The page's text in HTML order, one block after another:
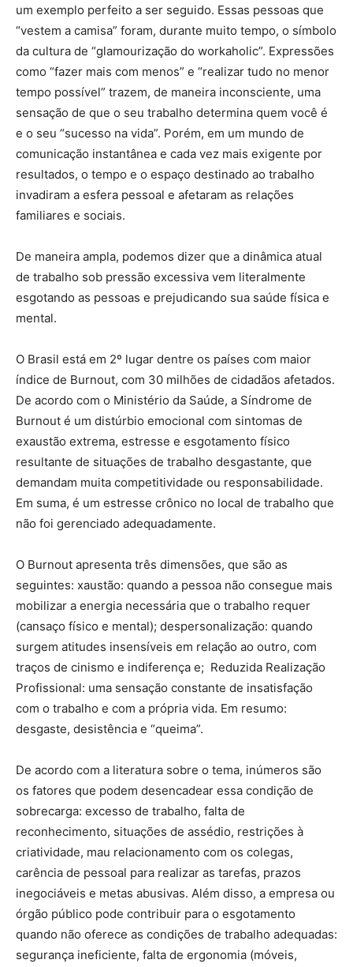
um exemplo perfeito a ser seguido. Essas pessoas que
“vestem a camisa” foram, durante muito tempo, o símbolo
da cultura de “glamourização do workaholic”. Expressões
como “fazer mais com menos” e “realizar tudo no menor
tempo possível” trazem, de maneira inconsciente, uma
sensação de que o seu trabalho determina quem você é
e o seu “sucesso na vida”. Porém, em um mundo de
comunicação instantânea e cada vez mais exigente por
resultados, o tempo e o espaço destinado ao trabalho
invadiram a esfera pessoal e afetaram as relações
familiares e sociais.
De maneira ampla, podemos dizer que a dinâmica atual
de trabalho sob pressão excessiva vem literalmente
esgotando as pessoas e prejudicando sua saúde física e
mental.
O Brasil está em 2º lugar dentre os países com maior
índice de Burnout, com 30 milhões de cidadãos afetados.
De acordo com o Ministério da Saúde, a Síndrome de
Burnout é um distúrbio emocional com sintomas de
exaustão extrema, estresse e esgotamento físico
resultante de situações de trabalho desgastante, que
demandam muita competitividade ou responsabilidade.
Em suma, é um estresse crônico no local de trabalho que
não foi gerenciado adequadamente.
O Burnout apresenta três dimensões, que são as
seguintes: xaustão: quando a pessoa não consegue mais
mobilizar a energia necessária que o trabalho requer
(cansaço físico e mental); despersonalização: quando
surgem atitudes insensíveis em relação ao outro, com
traços de cinismo e indiferença e; Reduzida Realização
Profissional: uma sensação constante de insatisfação
com o trabalho e com a própria vida. Em resumo:
desgaste, desistência e “queima”.
De acordo com a literatura sobre o tema, inúmeros são
os fatores que podem desencadear essa condição de
sobrecarga: excesso de trabalho, falta de
reconhecimento, situações de assédio, restrições à
criatividade, mau relacionamento com os colegas,
carência de pessoal para realizar as tarefas, prazos
inegociáveis e metas abusivas. Além disso, a empresa ou
órgão público pode contribuir para o esgotamento
quando não oferece as condições de trabalho adequadas:
segurança ineficiente, falta de ergonomia (móveis,